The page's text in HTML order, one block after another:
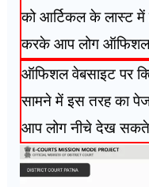
को आर्टिकल के लास्ट में
करके आप लोग ऑफिशल
ऑफिशल वेबसाइट पर
सामने में इस तरह का
आप लोग नीचे देख